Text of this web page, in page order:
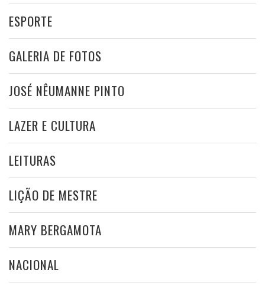
ESPORTE
GALERIA DE FOTOS
JOSÉ NÊUMANNE PINTO
LAZER E CULTURA
LEITURAS
LIÇÃO DE MESTRE
MARY BERGAMOTA
NACIONAL